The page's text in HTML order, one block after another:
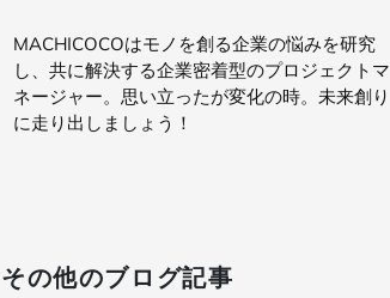
MACHICOCOはモノを創る企業の悩みを研究
し、共に解決する企業密着型のプロジェクトマ
ネージャー。思い立ったが変化の時。未来創り
に走り出しましょう！
その他のブログ記事